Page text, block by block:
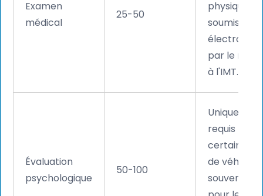
Examen
médical
25-50
physique ;
soumission
par le
à l'IMT.
Évaluation
psychologique
50-100
requis pour
certains
de
souvent